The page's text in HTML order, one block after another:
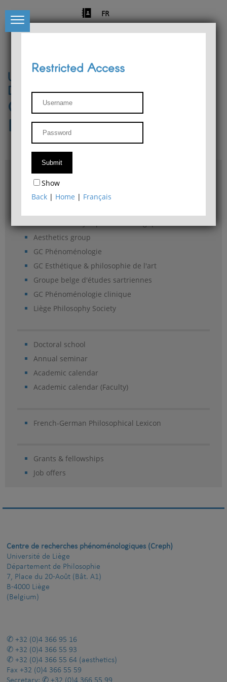
FR
University of Liège
Départment of Philosophy
Center for Phenomenological
Research
Access & maps
Philosophy Department Library
Aesthetics group
GC Phénoménologie
GC Esthétique & philosophie de l'art
Groupe belge d'études sartriennes
GC Phénoménologie clinique
Liège Philosophy Society
Doctoral school
Annual seminar
Academic calendar
Academic calendar (Faculty)
French-German Philosophical Lexicon
Grants & fellowships
Job offers
Restricted Access
Show
Back | Home | Français
Centre de recherches phénoménologiques (Creph)
Université de Liège
Département de Philosophie
7, Place du 20-Août (Bât. A1)
B-4000 Liège
(Belgium)
+32 (0)4 366 95 16
+32 (0)4 366 55 93
+32 (0)4 366 55 64 (aesthetics)
Fax +32 (0)4 366 55 59